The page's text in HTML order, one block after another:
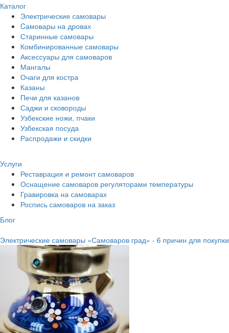
Каталог
Электрические самовары
Cамовары на дровах
Старинные самовары
Комбинированные самовары
Аксессуары для самоваров
Мангалы
Очаги для костра
Казаны
Печи для казанов
Саджи и сковороды
Узбекские ножи, пчаки
Узбекская посуда
Распродажи и скидки
Услуги
Реставрация и ремонт самоваров
Оснащение самоваров регуляторами температуры
Гравировка на самоварах
Роспись самоваров на заказ
Блог
Электрические самовары «Самоваров град» - 6 причин для покупки